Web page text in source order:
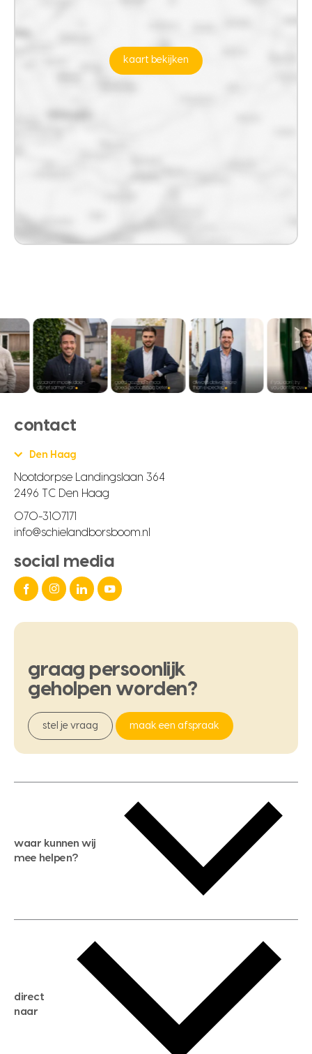
kaart bekijken
contact
Den Haag
Nootdorpse Landingslaan 364
2496 TC Den Haag
070-3107171
info@schielandborsboom.nl
social media
graag persoonlijk
geholpen worden?
stel je vraag maak een afspraak
waar kunnen wij
mee helpen?
gratis zoekservice
huis verkopen
huis kopen
direct
naar